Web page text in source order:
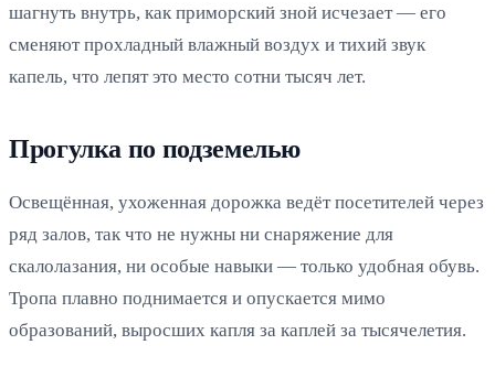
шагнуть внутрь, как приморский зной исчезает — его
сменяют прохладный влажный воздух и тихий звук
капель, что лепят это место сотни тысяч лет.
Прогулка по подземелью
Освещённая, ухоженная дорожка ведёт посетителей через
ряд залов, так что не нужны ни снаряжение для
скалолазания, ни особые навыки — только удобная обувь.
Тропа плавно поднимается и опускается мимо
образований, выросших капля за каплей за тысячелетия.